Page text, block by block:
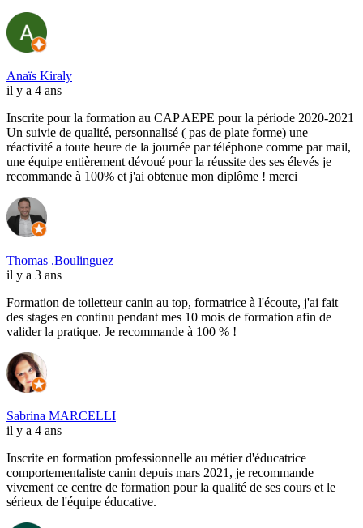
Anaïs Kiraly
il y a 4 ans
Inscrite pour la formation au CAP AEPE pour la période 2020-2021
Un suivie de qualité, personnalisé ( pas de plate forme) une
réactivité a toute heure de la journée par téléphone comme par mail,
une équipe entièrement dévoué pour la réussite des ses élevés je
recommande à 100% et j'ai obtenue mon diplôme ! merci
Thomas .Boulinguez
il y a 3 ans
Formation de toiletteur canin au top, formatrice à l'écoute, j'ai fait
des stages en continu pendant mes 10 mois de formation afin de
valider la pratique. Je recommande à 100 % !
Sabrina MARCELLI
il y a 4 ans
Inscrite en formation professionnelle au métier d'éducatrice
comportementaliste canin depuis mars 2021, je recommande
vivement ce centre de formation pour la qualité de ses cours et le
sérieux de l'équipe éducative.